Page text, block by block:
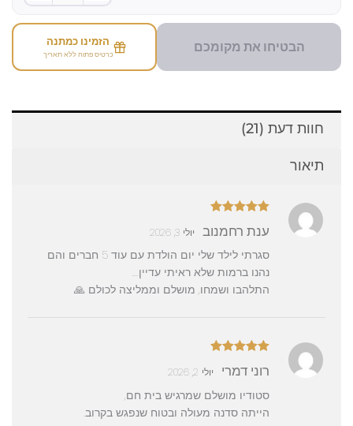
הבטיחו את מקומכם הזמינו כמתנה
כרטיס פתוח ללא תאריך
חוות דעת (21)
תיאור
5
ענת רחמנוב יולי 3, 2026
סגרתי לילד שלי יום הולדת עם עוד 5 חברים והם
נהנו ברמות שלא ראיתי עדיין….
התלהבו ושמחו, מושלם וממליצה לכולם 🙏
5רוני דמרי יולי 2, 2026
סטודיו מושלם שמרגיש בית חם,
הייתה סדנה מעולה ובטוח שנפגש בקרוב.